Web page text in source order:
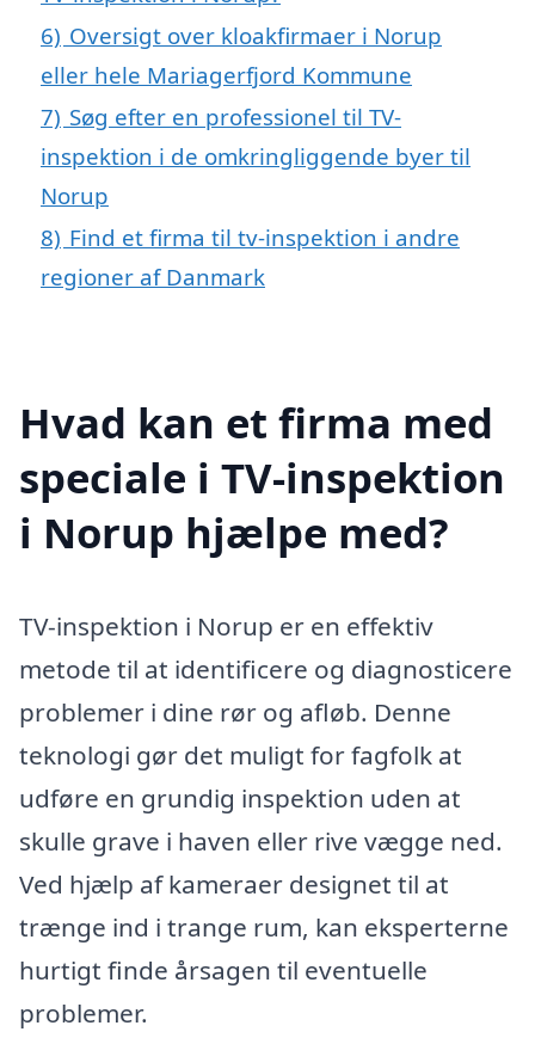
6) Oversigt over kloakfirmaer i Norup
eller hele Mariagerfjord Kommune
7) Søg efter en professionel til TV-
inspektion i de omkringliggende byer til
Norup
8) Find et firma til tv-inspektion i andre
regioner af Danmark
Hvad kan et firma med
speciale i TV-inspektion
i Norup hjælpe med?
TV-inspektion i Norup er en effektiv
metode til at identificere og diagnosticere
problemer i dine rør og afløb. Denne
teknologi gør det muligt for fagfolk at
udføre en grundig inspektion uden at
skulle grave i haven eller rive vægge ned.
Ved hjælp af kameraer designet til at
trænge ind i trange rum, kan eksperterne
hurtigt finde årsagen til eventuelle
problemer.